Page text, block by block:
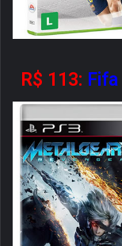
R$ 113: